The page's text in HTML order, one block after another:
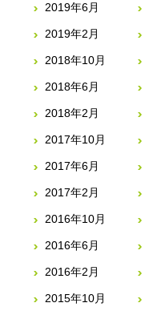
2019年6月
2019年2月
2018年10月
2018年6月
2018年2月
2017年10月
2017年6月
2017年2月
2016年10月
2016年6月
2016年2月
2015年10月